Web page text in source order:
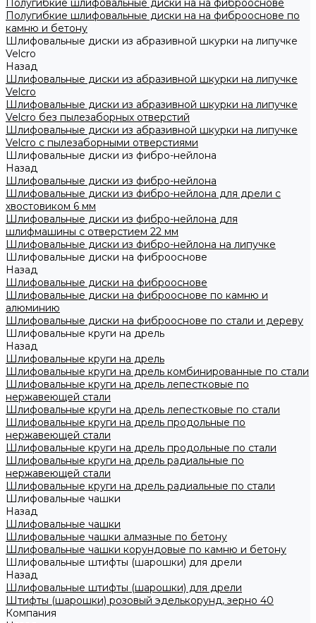
Полугибкие шлифовальные диски на на фиброоснове
Полугибкие шлифовальные диски на на фиброоснове по
камню и бетону
Шлифовальные диски из абразивной шкурки на липучке
Velcro
Назад
Шлифовальные диски из абразивной шкурки на липучке
Velcro
Шлифовальные диски из абразивной шкурки на липучке
Velcro без пылезаборных отверстий
Шлифовальные диски из абразивной шкурки на липучке
Velcro с пылезаборными отверстиями
Шлифовальные диски из фибро-нейлона
Назад
Шлифовальные диски из фибро-нейлона
Шлифовальные диски из фибро-нейлона для дрели с
хвостовиком 6 мм
Шлифовальные диски из фибро-нейлона для
шлифмашины с отверстием 22 мм
Шлифовальные диски из фибро-нейлона на липучке
Шлифовальные диски на фиброоснове
Назад
Шлифовальные диски на фиброоснове
Шлифовальные диски на фиброоснове по камню и
алюминию
Шлифовальные диски на фиброоснове по стали и дереву
Шлифовальные круги на дрель
Назад
Шлифовальные круги на дрель
Шлифовальные круги на дрель комбинированные по стали
Шлифовальные круги на дрель лепестковые по
нержавеющей стали
Шлифовальные круги на дрель лепестковые по стали
Шлифовальные круги на дрель продольные по
нержавеющей стали
Шлифовальные круги на дрель продольные по стали
Шлифовальные круги на дрель радиальные по
нержавеющей стали
Шлифовальные круги на дрель радиальные по стали
Шлифовальные чашки
Назад
Шлифовальные чашки
Шлифовальные чашки алмазные по бетону
Шлифовальные чашки корундовые по камню и бетону
Шлифовальные штифты (шарошки) для дрели
Назад
Шлифовальные штифты (шарошки) для дрели
Штифты (шарошки) розовый эделькорунд, зерно 40
Компания